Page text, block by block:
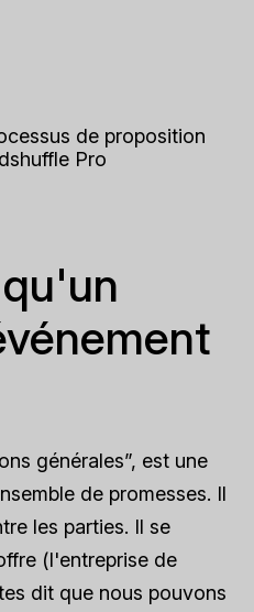
de proposition
Pro
générales”, est une
de promesses. Il
les parties. Il se
(l'entreprise de
dit que nous pouvons